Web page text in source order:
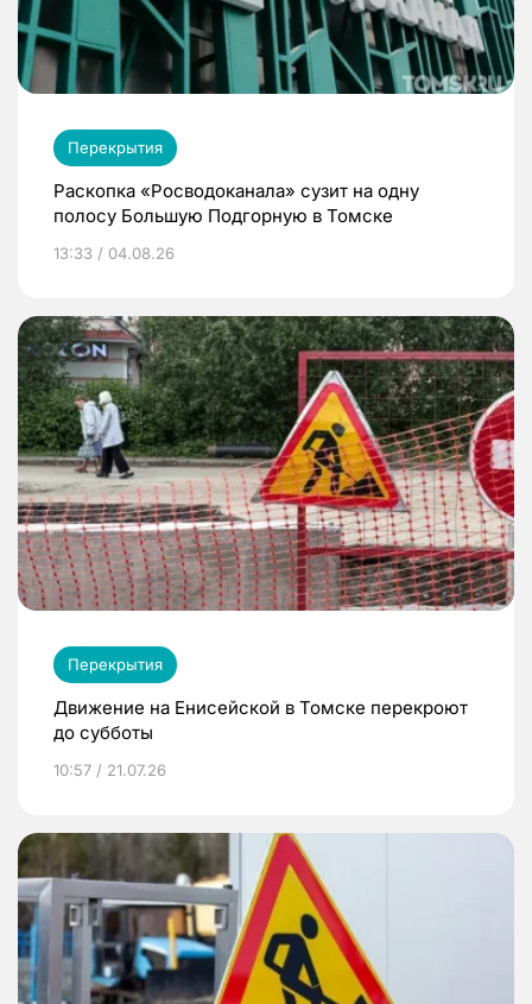
Перекрытия
Раскопка «Росводоканала» сузит на одну
полосу Большую Подгорную в Томске
13:33 / 04.08.26
Перекрытия
Движение на Енисейской в Томске перекроют
до субботы
10:57 / 21.07.26